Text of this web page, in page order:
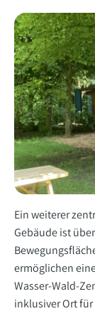
Ein weiterer
Gebäude ist
ermöglichen
Wasser-Wald-
inklusiver Ort für